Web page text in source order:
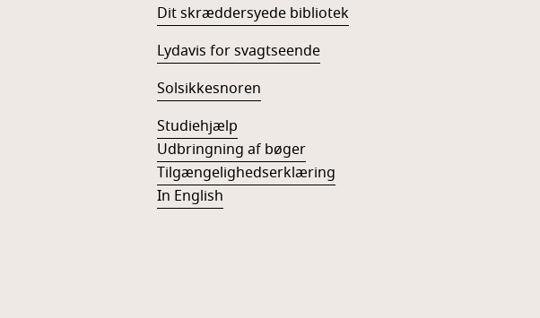
Dit skræddersyede bibliotek
Lydavis for svagtseende
Solsikkesnoren
Studiehjælp
Udbringning af bøger
Tilgængelighedserklæring
In English